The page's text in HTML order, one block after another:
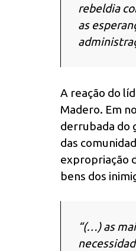
rebeldia
as
A reação do
Madero. Em
derrubada do
das
expropriação
bens dos
“(…) as